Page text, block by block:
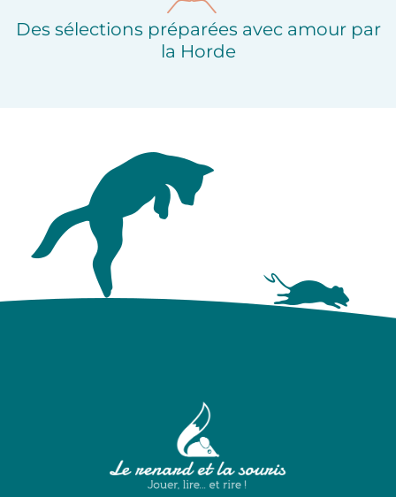
Des sélections préparées avec amour par
la Horde